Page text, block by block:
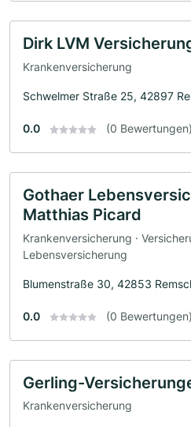
Dirk LVM
Krankenversicherung
Schwelmer Straße 25, 42897
0.0 (0 Bewertungen)
Gothaer
Matthias Picard
Krankenversicherung ·
Lebensversicherung
Blumenstraße 30, 42853
0.0 (0 Bewertungen)
Gerling-
Krankenversicherung